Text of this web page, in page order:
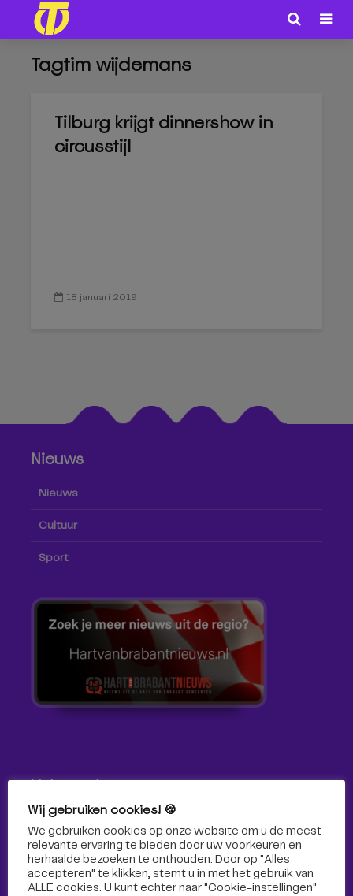
Tagtim wijdemans
Tilburg krijgt dinnershow in
circusstijl
18 januari 2019
Nieuws
Nieuws
Cultuur
Sport
Volg ons!
Volg Omroep Tilburg niet alleen hier, maar ook via social
media!
Wij gebruiken cookies! 🍪
We gebruiken cookies op onze website om u de meest
relevante ervaring te bieden door uw voorkeuren en
herhaalde bezoeken te onthouden. Door op "Alles
accepteren" te klikken, stemt u in met het gebruik van
ALLE cookies. U kunt echter naar "Cookie-instellingen"